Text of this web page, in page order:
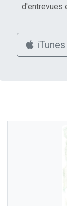
d'entrevues
iTunes